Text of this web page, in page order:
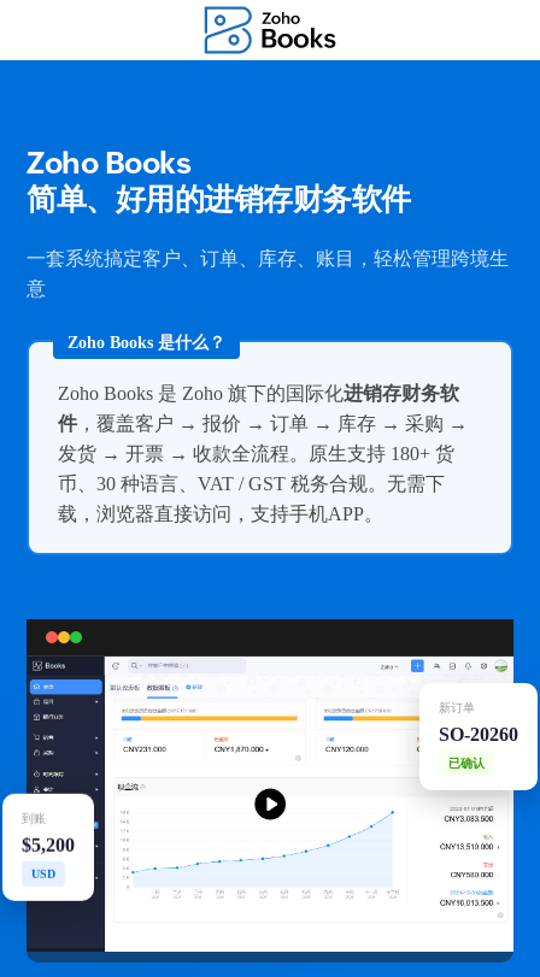
Zoho Books
简单、好用的进销存财务软件
一套系统搞定客户、订单、库存、账目，轻松管理跨境生
意
Zoho Books 是 Zoho 旗下的国际化进销存财务软
件 ，覆盖客户 → 报价 → 订单 → 库存 → 采购 →
发货 → 开票 → 收款全流程。原生支持 180+ 货
币、30 种语言、VAT / GST 税务合规。无需下
载，浏览器直接访问，支持手机APP。
新订单
SO-20260
已确认
$5,200